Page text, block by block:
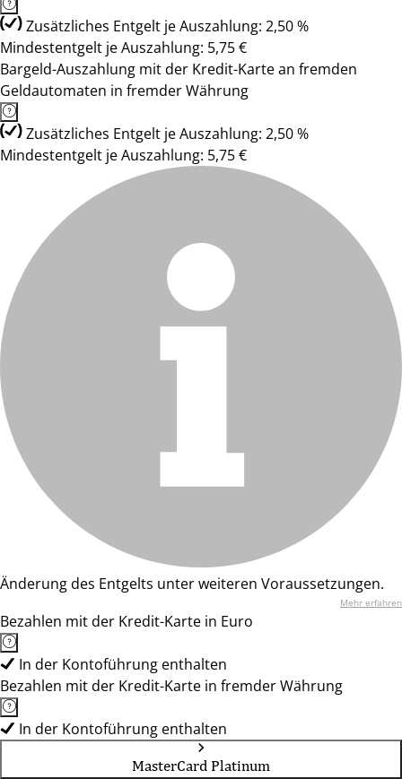
Zusätzliches Entgelt je Auszahlung: 2,50 %
Mindestentgelt je Auszahlung: 5,75 €
Bargeld-Auszahlung mit der Kredit-Karte an fremden
Geldautomaten in fremder Währung
Zusätzliches Entgelt je Auszahlung: 2,50 %
Mindestentgelt je Auszahlung: 5,75 €
Änderung des Entgelts unter weiteren Voraussetzungen.
Mehr erfahren
Bezahlen mit der Kredit-Karte in Euro
In der Kontoführung enthalten
Bezahlen mit der Kredit-Karte in fremder Währung
In der Kontoführung enthalten
MasterCard Platinum